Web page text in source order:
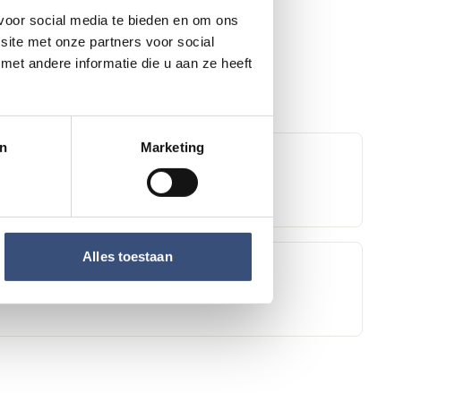
social media te bieden en om ons
met onze partners voor social
andere informatie die u aan ze heeft
Marketing
Alles toestaan
show met Steven Kazàn
Day markt bij Houten Kaap
🕐12:00